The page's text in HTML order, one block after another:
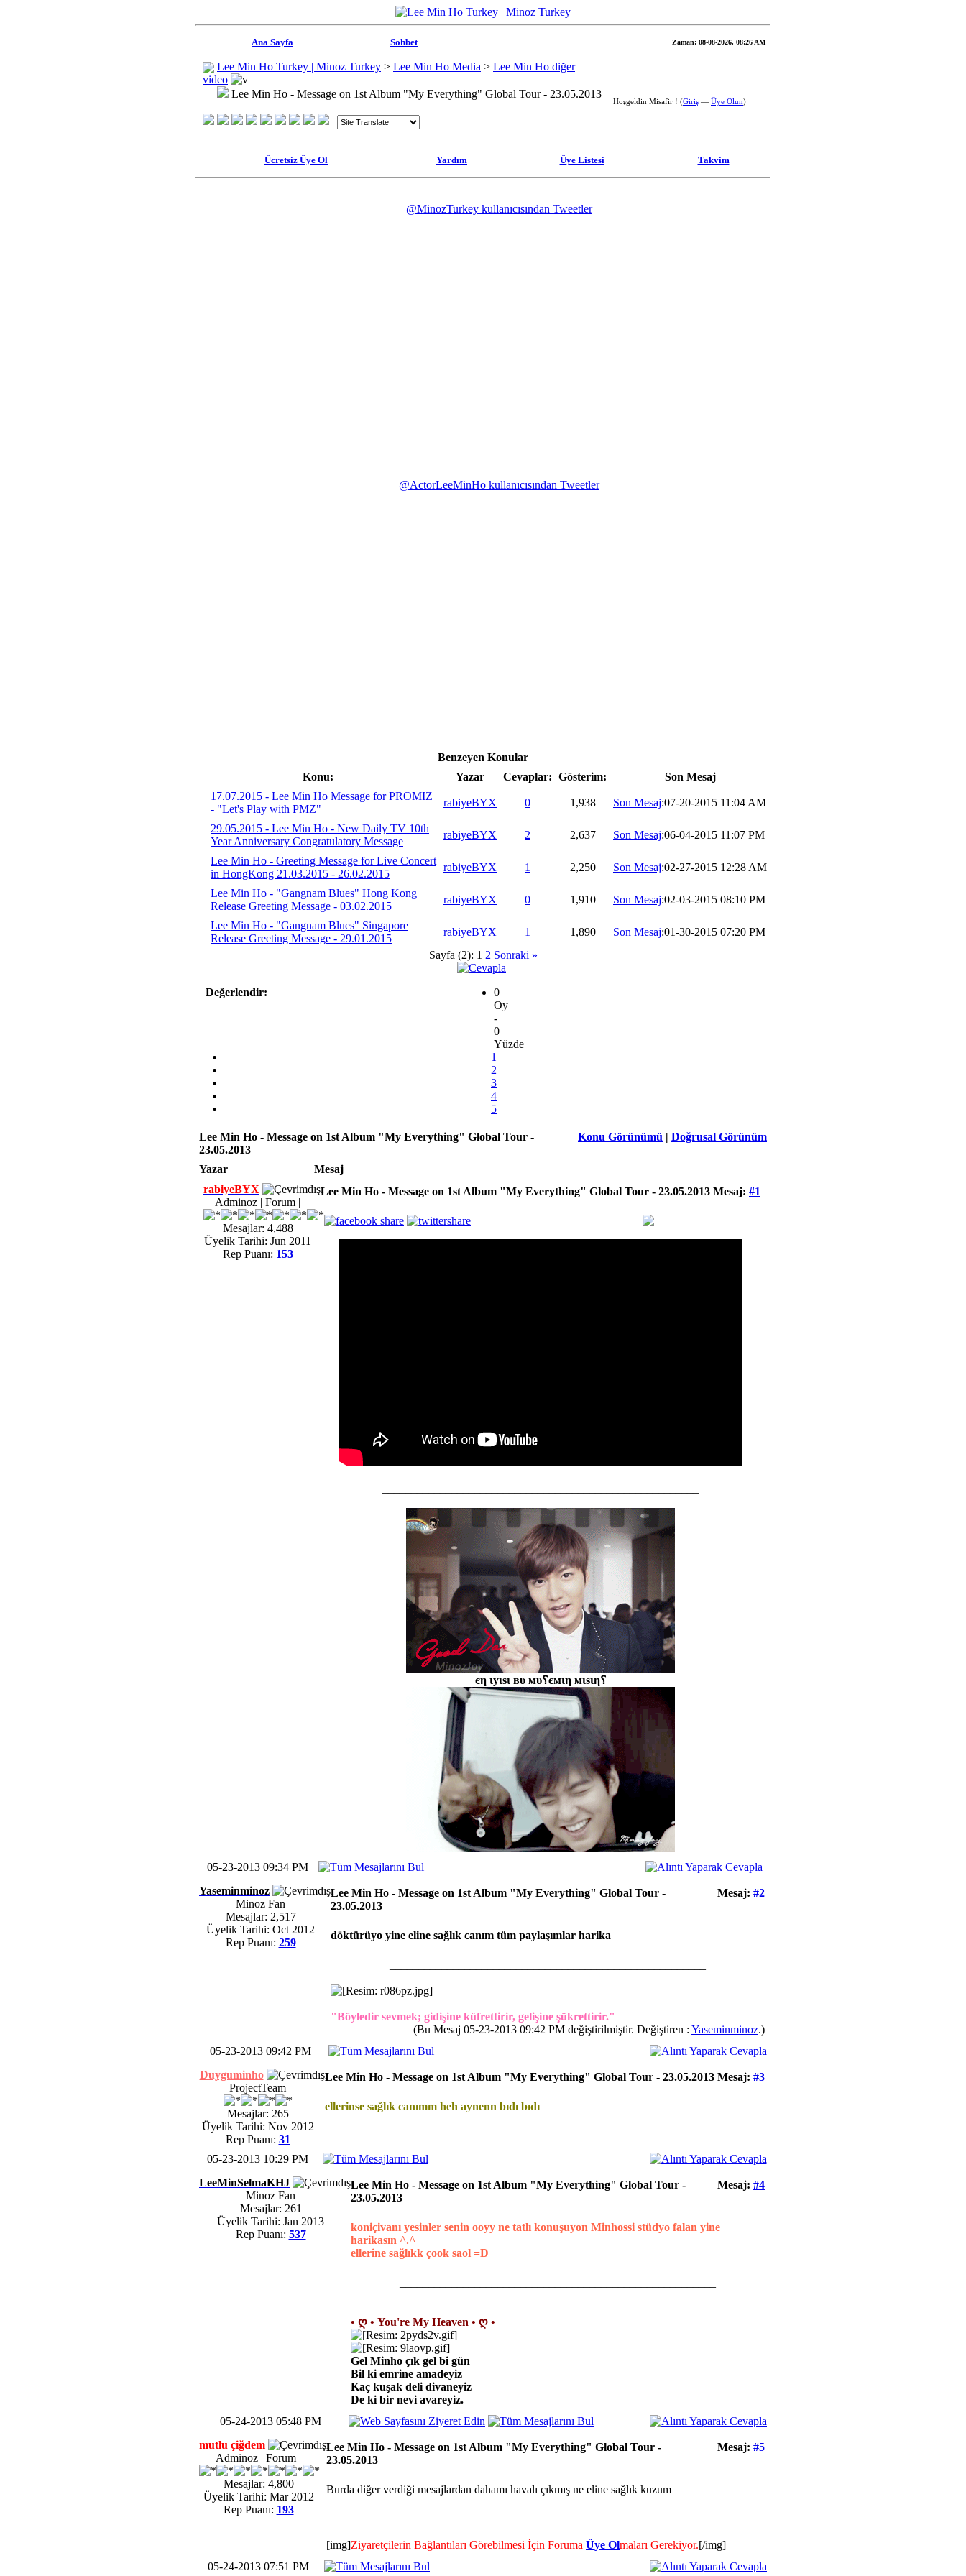
Ana Sayfa Sohbet Zaman: 08-08-2026, 08:26 AM
Lee Min Ho Turkey | Minoz Turkey > Lee Min Ho Media > Lee Min Ho diğer
video
Lee Min Ho - Message on 1st Album "My Everything" Global Tour - 23.05.2013
|
Hoşgeldin Misafir ! (Giriş — Üye Olun)
Ücretsiz Üye Ol Yardım Üye Listesi Takvim
@MinozTurkey kullanıcısından Tweetler
@ActorLeeMinHo kullanıcısından Tweetler
Benzeyen Konular
Konu:
Yazar Cevaplar: Gösterim:
Son Mesaj
17.07.2015 - Lee Min Ho Message for PROMIZ
- "Let's Play with PMZ"
rabiyeBYX 0 1,938 Son Mesaj:07-20-2015 11:04 AM
29.05.2015 - Lee Min Ho - New Daily TV 10th
Year Anniversary Congratulatory Message
rabiyeBYX 2 2,637 Son Mesaj:06-04-2015 11:07 PM
Lee Min Ho - Greeting Message for Live Concert
in HongKong 21.03.2015 - 26.02.2015
rabiyeBYX 1 2,250 Son Mesaj:02-27-2015 12:28 AM
Lee Min Ho - "Gangnam Blues" Hong Kong
Release Greeting Message - 03.02.2015
rabiyeBYX 0 1,910 Son Mesaj:02-03-2015 08:10 PM
Lee Min Ho - "Gangnam Blues" Singapore
Release Greeting Message - 29.01.2015
rabiyeBYX 1 1,890 Son Mesaj:01-30-2015 07:20 PM
Sayfa (2): 1 2 Sonraki »
Değerlendir:
0
Oy
-
0
Yüzde
1
2
3
4
5
Konu Görünümü | Doğrusal Görünüm
Lee Min Ho - Message on 1st Album "My Everything" Global Tour -
23.05.2013
Yazar
Mesaj
rabiyeBYX
Adminoz | Forum |
Mesajlar: 4,488
Üyelik Tarihi: Jun 2011
Rep Puanı: 153
Mesaj: #1
Lee Min Ho - Message on 1st Album "My Everything" Global Tour - 23.05.2013
єη ιуιѕι вυ мυ؟ємιη мιѕιη؟
05-23-2013 09:34 PM
Yaseminminoz
Minoz Fan
Mesajlar: 2,517
Üyelik Tarihi: Oct 2012
Rep Puanı: 259
Mesaj: #2
Lee Min Ho - Message on 1st Album "My Everything" Global Tour -
23.05.2013
döktürüyo yine eline sağlık canım tüm paylaşımlar harika
"Böyledir sevmek; gidişine küfrettirir, gelişine şükrettirir."
(Bu Mesaj 05-23-2013 09:42 PM değiştirilmiştir. Değiştiren : Yaseminminoz.)
05-23-2013 09:42 PM
Duyguminho
ProjectTeam
Mesajlar: 265
Üyelik Tarihi: Nov 2012
Rep Puanı: 31
Mesaj: #3
Lee Min Ho - Message on 1st Album "My Everything" Global Tour - 23.05.2013
ellerinse sağlık canımm heh aynenn bıdı bıdı
05-23-2013 10:29 PM
LeeMinSelmaKHJ
Minoz Fan
Mesajlar: 261
Üyelik Tarihi: Jan 2013
Rep Puanı: 537
Mesaj: #4
Lee Min Ho - Message on 1st Album "My Everything" Global Tour -
23.05.2013
koniçivanı yesinler senin ooyy ne tatlı konuşuyon Minhossi stüdyo falan yine
harikasın ^.^
ellerine sağlıkk çook saol =D
• ღ • You're My Heaven • ღ •
Gel Minho çık gel bi gün
Bil ki emrine amadeyiz
Kaç kuşak deli divaneyiz
De ki bir nevi avareyiz.
05-24-2013 05:48 PM
mutlu çiğdem
Adminoz | Forum |
Mesajlar: 4,800
Üyelik Tarihi: Mar 2012
Rep Puanı: 193
Mesaj: #5
Lee Min Ho - Message on 1st Album "My Everything" Global Tour -
23.05.2013
Burda diğer verdiği mesajlardan dahamı havalı çıkmış ne eline sağlık kuzum
[img]Ziyaretçilerin Bağlantıları Görebilmesi İçin Foruma Üye Olmaları Gerekiyor.[/img]
05-24-2013 07:51 PM